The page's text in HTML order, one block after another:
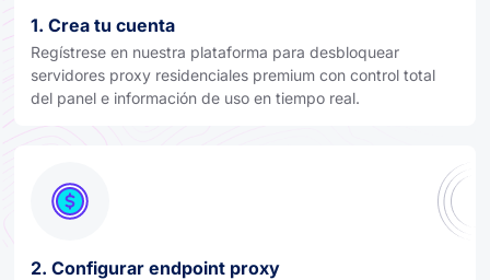
1. Crea tu cuenta
Regístrese en nuestra plataforma para desbloquear
servidores proxy residenciales premium con control total
del panel e información de uso en tiempo real.
2. Configurar endpoint proxy